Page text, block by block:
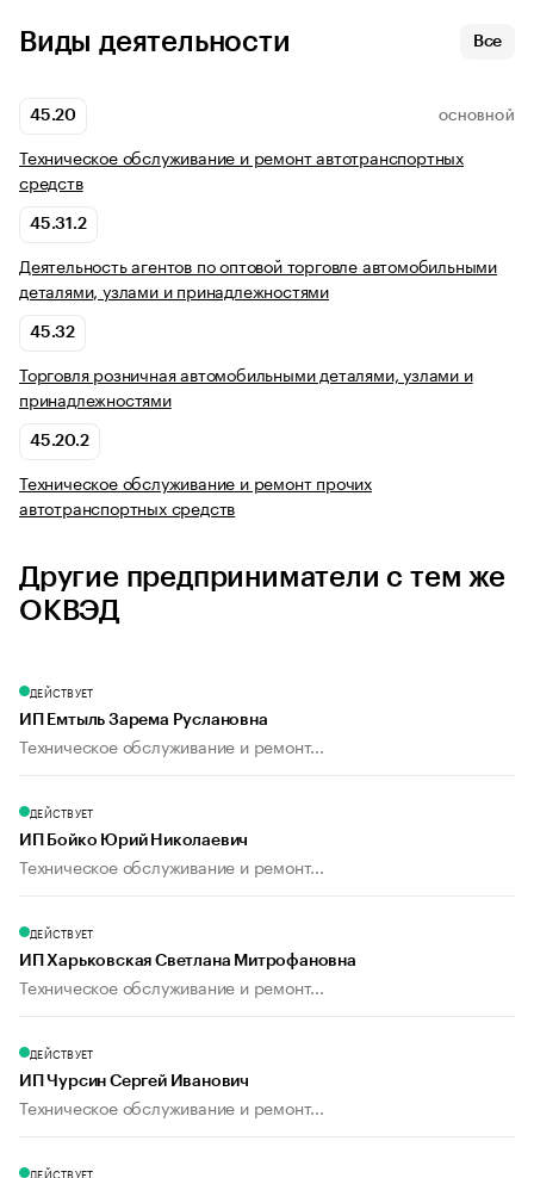
Виды деятельности Все
45.20 ОСНОВНОЙ
Техническое обслуживание и ремонт автотранспортных
средств
45.31.2
Деятельность агентов по оптовой торговле автомобильными
деталями, узлами и принадлежностями
45.32
Торговля розничная автомобильными деталями, узлами и
принадлежностями
45.20.2
Техническое обслуживание и ремонт прочих
автотранспортных средств
Другие предприниматели с тем же
ОКВЭД
ДЕЙСТВУЕТ
ИП Емтыль Зарема Руслановна
Техническое обслуживание и ремонт...
ДЕЙСТВУЕТ
ИП Бойко Юрий Николаевич
Техническое обслуживание и ремонт...
ДЕЙСТВУЕТ
ИП Харьковская Светлана Митрофановна
Техническое обслуживание и ремонт...
ДЕЙСТВУЕТ
ИП Чурсин Сергей Иванович
Техническое обслуживание и ремонт...
ДЕЙСТВУЕТ